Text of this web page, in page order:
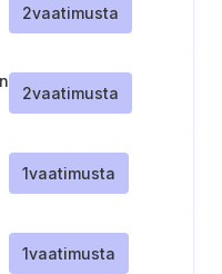
2vaatimusta
2vaatimusta
1vaatimusta
1vaatimusta